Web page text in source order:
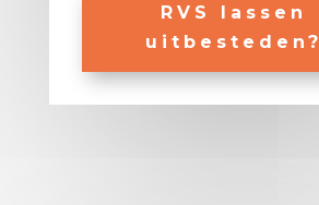
RVS lassen
uitbesteden?